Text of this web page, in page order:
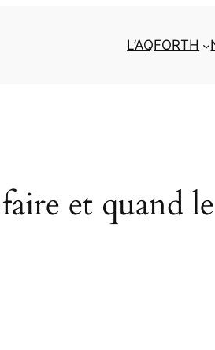
L’AQFORTH
et quand